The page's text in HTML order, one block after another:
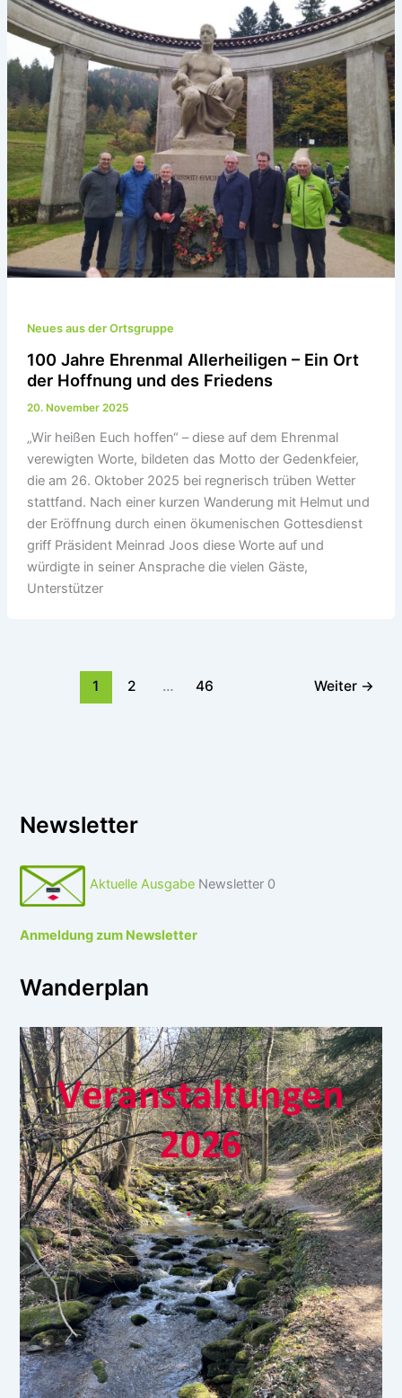
Neues aus der Ortsgruppe
100 Jahre Ehrenmal Allerheiligen – Ein Ort
der Hoffnung und des Friedens
20. November 2025
„Wir heißen Euch hoffen“ – diese auf dem Ehrenmal
verewigten Worte, bildeten das Motto der Gedenkfeier,
die am 26. Oktober 2025 bei regnerisch trüben Wetter
stattfand. Nach einer kurzen Wanderung mit Helmut und
der Eröffnung durch einen ökumenischen Gottesdienst
griff Präsident Meinrad Joos diese Worte auf und
würdigte in seiner Ansprache die vielen Gäste,
Unterstützer
1 2 … 46 Weiter →
Newsletter
Aktuelle Ausgabe Newsletter 0
Anmeldung zum Newsletter
Wanderplan